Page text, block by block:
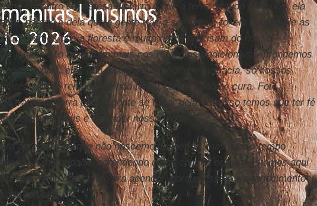
no encontro em defesa da terra é que a terra dá tudo para nós, ela
porque é dela que a gente traz a semente e foi ela que trouxe as
Sabemos que a floresta é muito rica e precisam do nosso
jovens não acreditam mais nos remédios tradicionais. Aprendemos
nossos pais, eles não tomavam remédio de farmácia, só nossos
Nosso remédio se não tomar com fé, não se cura. Foi
tratou da terra para a gente se tratar dela. Por isso temos que ter fé
tradicionais e defender nossa terra.
aprender, porque não nascemos sabendo, mas com o tempo
a maturidade, aprendendo umas com as outras. Estamos aqui
que estão crescendo pra apender, porque esse é o conhecimento
pra elas.